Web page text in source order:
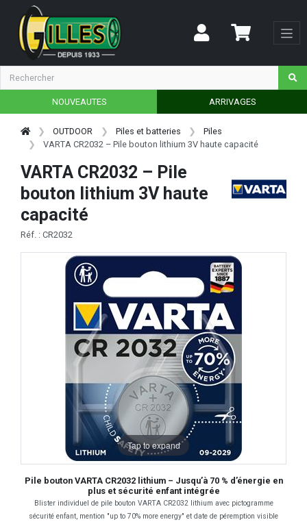
NOUVEAUTES ARRIVAGES
OUTDOOR Piles et batteries
Piles
VARTA CR2032 – Pile bouton lithium 3V haute capacité
VARTA CR2032 – Pile
bouton lithium 3V haute
capacité
Réf. : CR2032
Tap to expand
Pile bouton VARTA CR2032 lithium – Jusqu’à 70 % d’énergie en
plus et sécurité enfant intégrée
Blister individuel de pile bouton VARTA CR2032 lithium avec pictogramme
sécurité enfant, mention "up to 70% more energy" et date de péremption visible